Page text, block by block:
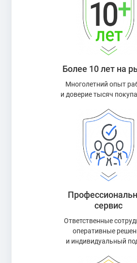
Более 10 лет на
Многолетний опыт
и доверие тысяч
сервис
Ответственные
оперативные
и индивидуальный